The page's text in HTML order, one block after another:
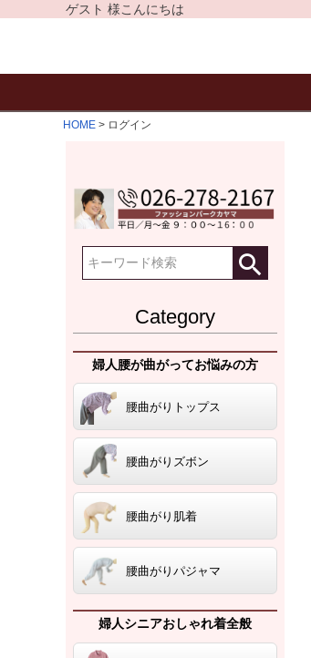
ゲスト 様こんにちは
HOME ログイン
Category
婦人腰が曲がってお悩みの方
腰曲がりトップス
腰曲がりズボン
腰曲がり肌着
腰曲がりパジャマ
婦人シニアおしゃれ着全般